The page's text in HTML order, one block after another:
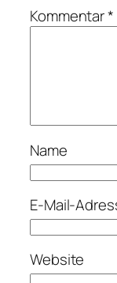
Kommentar*
Name
E-Mail-
Website